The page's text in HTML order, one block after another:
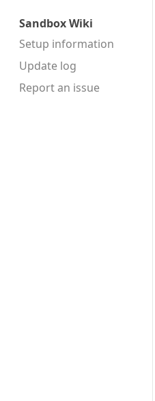
Sandbox Wiki
Setup information
Update log
Report an issue